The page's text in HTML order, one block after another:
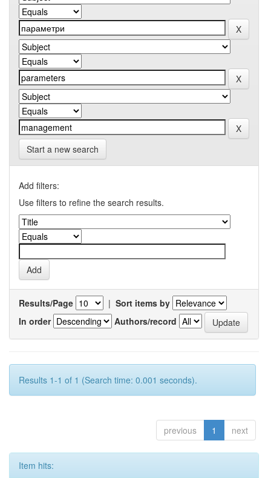
Start a new search
Add filters:
Use filters to refine the search results.
Results/Page | Sort items by
In order
Authors/record
Results 1-1 of 1 (Search time: 0.001 seconds).
previous 1 next
Item hits: